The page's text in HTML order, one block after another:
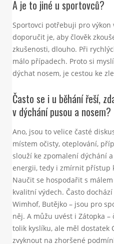
A je to jiné u sportovců?
Sportovci potřebuji pro výkon
doporučit je, aby člověk
zkušenosti, dlouho. Při
málo případech. Proto si
dýchat nosem, je cestou ke
Často se i u běhání řeší,
v dýchání pusou a nosem?
Ano, jsou to velice časté
místem očisty, oteplování,
slouží ke zpomalení dýchání
energii, tedy i zmírnit přístup
Naučit se hospodařit s
kvalitní výdech. Často
Wimhof, Butějko – jsou pro
něj. A můžu uvést i Zátopka
tolik kyslíku, ale měl dostatek
zvyknout na zhoršené